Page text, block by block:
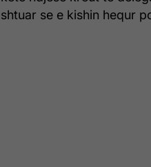
shtuar se e kishin hequr